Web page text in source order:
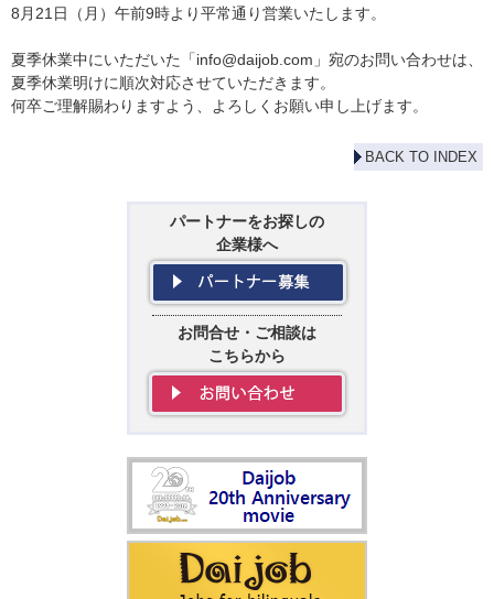
8月21日（月）午前9時より平常通り営業いたします。
夏季休業中にいただいた「info@daijob.com」宛のお問い合わせは、
夏季休業明けに順次対応させていただきます。
何卒ご理解賜わりますよう、よろしくお願い申し上げます。
BACK TO INDEX
パートナーをお探しの
企業様へ
お問合せ・ご相談は
こちらから